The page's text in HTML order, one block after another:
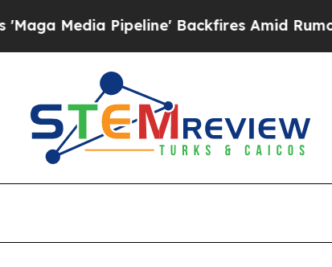
Backfires Amid Rumors Trump Will